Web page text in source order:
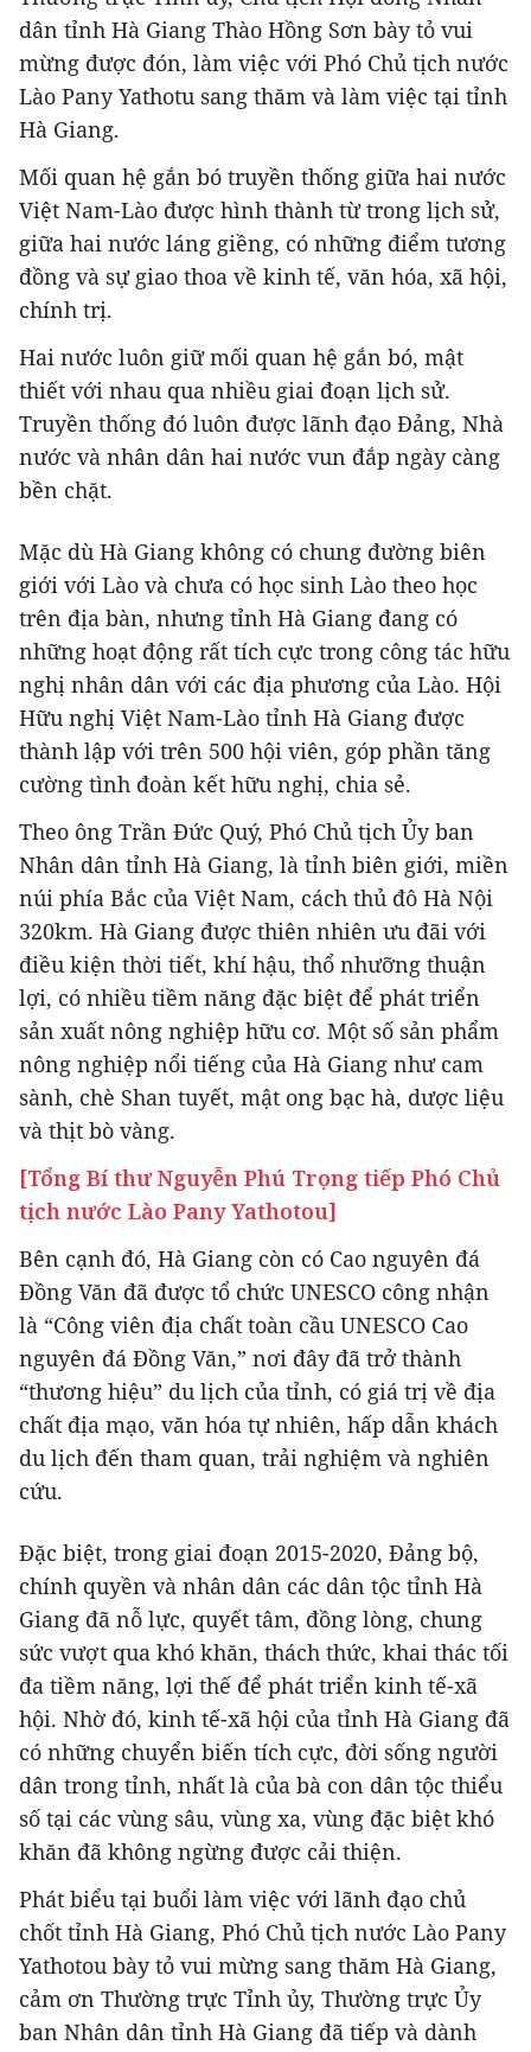
dân tỉnh Hà Giang Thào Hồng Sơn bày tỏ vui
mừng được đón, làm việc với Phó Chủ tịch nước
Lào Pany Yathotu sang thăm và làm việc tại tỉnh
Hà Giang.
Mối quan hệ gắn bó truyền thống giữa hai nước
Việt Nam-Lào được hình thành từ trong lịch sử,
giữa hai nước láng giềng, có những điểm tương
đồng và sự giao thoa về kinh tế, văn hóa, xã hội,
chính trị.
Hai nước luôn giữ mối quan hệ gắn bó, mật
thiết với nhau qua nhiều giai đoạn lịch sử.
Truyền thống đó luôn được lãnh đạo Đảng, Nhà
nước và nhân dân hai nước vun đắp ngày càng
bền chặt.
Mặc dù Hà Giang không có chung đường biên
giới với Lào và chưa có học sinh Lào theo học
trên địa bàn, nhưng tỉnh Hà Giang đang có
những hoạt động rất tích cực trong công tác hữu
nghị nhân dân với các địa phương của Lào. Hội
Hữu nghị Việt Nam-Lào tỉnh Hà Giang được
thành lập với trên 500 hội viên, góp phần tăng
cường tình đoàn kết hữu nghị, chia sẻ.
Theo ông Trần Đức Quý, Phó Chủ tịch Ủy ban
Nhân dân tỉnh Hà Giang, là tỉnh biên giới, miền
núi phía Bắc của Việt Nam, cách thủ đô Hà Nội
320km. Hà Giang được thiên nhiên ưu đãi với
điều kiện thời tiết, khí hậu, thổ nhưỡng thuận
lợi, có nhiều tiềm năng đặc biệt để phát triển
sản xuất nông nghiệp hữu cơ. Một số sản phẩm
nông nghiệp nổi tiếng của Hà Giang như cam
sành, chè Shan tuyết, mật ong bạc hà, dược liệu
và thịt bò vàng.
[Tổng Bí thư Nguyễn Phú Trọng tiếp Phó Chủ
tịch nước Lào Pany Yathotou]
Bên cạnh đó, Hà Giang còn có Cao nguyên đá
Đồng Văn đã được tổ chức UNESCO công nhận
là “Công viên địa chất toàn cầu UNESCO Cao
nguyên đá Đồng Văn,” nơi đây đã trở thành
“thương hiệu” du lịch của tỉnh, có giá trị về địa
chất địa mạo, văn hóa tự nhiên, hấp dẫn khách
du lịch đến tham quan, trải nghiệm và nghiên
cứu.
Đặc biệt, trong giai đoạn 2015-2020, Đảng bộ,
chính quyền và nhân dân các dân tộc tỉnh Hà
Giang đã nỗ lực, quyết tâm, đồng lòng, chung
sức vượt qua khó khăn, thách thức, khai thác tối
đa tiềm năng, lợi thế để phát triển kinh tế-xã
hội. Nhờ đó, kinh tế-xã hội của tỉnh Hà Giang đã
có những chuyển biến tích cực, đời sống người
dân trong tỉnh, nhất là của bà con dân tộc thiểu
số tại các vùng sâu, vùng xa, vùng đặc biệt khó
khăn đã không ngừng được cải thiện.
Phát biểu tại buổi làm việc với lãnh đạo chủ
chốt tỉnh Hà Giang, Phó Chủ tịch nước Lào Pany
Yathotou bày tỏ vui mừng sang thăm Hà Giang,
cảm ơn Thường trực Tỉnh ủy, Thường trực Ủy
ban Nhân dân tỉnh Hà Giang đã tiếp và dành